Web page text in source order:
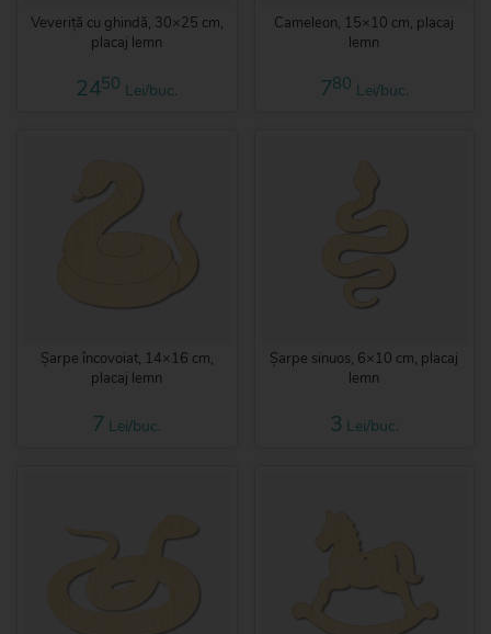
Veveriță cu ghindă, 30×25 cm,
placaj lemn
2450 Lei/buc.
Cameleon, 15×10 cm, placaj
lemn
780 Lei/buc.
Șarpe încovoiat, 14×16 cm,
placaj lemn
7 Lei/buc.
Șarpe sinuos, 6×10 cm, placaj
lemn
3 Lei/buc.